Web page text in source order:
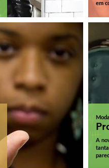
em
Moda
A